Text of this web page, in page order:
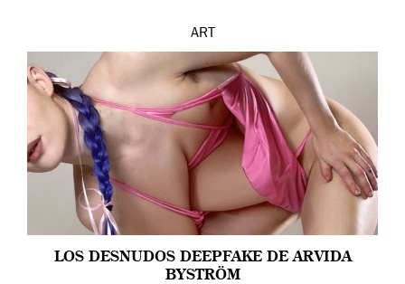
ART
LOS DESNUDOS DEEPFAKE DE ARVIDA
BYSTRÖM